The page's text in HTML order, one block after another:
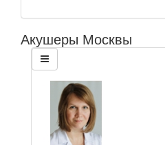
Акушеры Москвы